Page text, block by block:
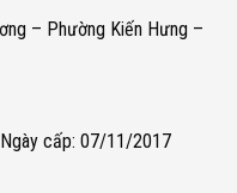
– Phường Kiến Hưng –
cấp: 07/11/2017